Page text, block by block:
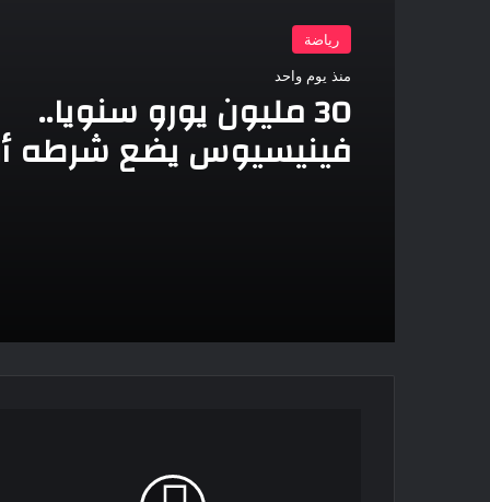
رياضة
منذ يوم واحد
30 مليون يورو سنويا..
فينيسيوس يضع شرطه
ريال مدريد